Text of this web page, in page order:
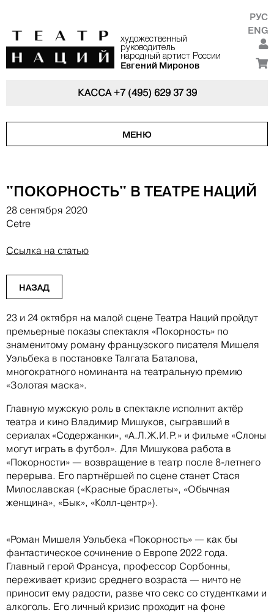
художественный
руководитель
народный артист России
Евгений Миронов
РУС
ENG
КАССА+7 (495) 629 37 39
МЕНЮ
"ПОКОРНОСТЬ" В ТЕАТРЕ НАЦИЙ
28 сентября 2020
Cetre
Ссылка на статью
НАЗАД
23 и 24 октября на малой сцене Театра Наций пройдут
премьерные показы спектакля «Покорность» по
знаменитому роману французского писателя Мишеля
Уэльбека в постановке Талгата Баталова,
многократного номинанта на театральную премию
«Золотая маска».
Главную мужскую роль в спектакле исполнит актёр
театра и кино Владимир Мишуков, сыгравший в
сериалах «Содержанки», «А.Л.Ж.И.Р.» и фильме «Слоны
могут играть в футбол». Для Мишукова работа в
«Покорности» — возвращение в театр после 8-летнего
перерыва. Его партнёршей по сцене станет Стася
Милославская («Красные браслеты», «Обычная
женщина», «Бык», «Колл-центр»).
«Роман Мишеля Уэльбека «Покорность» — как бы
фантастическое сочинение о Европе 2022 года.
Главный герой Франсуа, профессор Сорбонны,
переживает кризис среднего возраста — ничто не
приносит ему радости, разве что секс со студентками и
алкоголь. Его личный кризис проходит на фоне